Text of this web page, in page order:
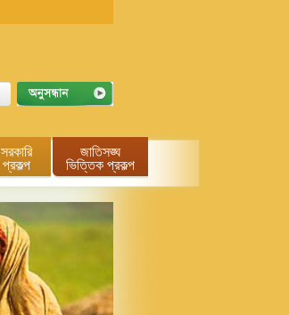
সরকারি
প্রকল্প
জাতিসঙ্ঘ
ভিত্তিক প্রকল্প